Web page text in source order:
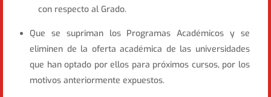
con respecto al Grado.
Que se supriman los Programas Académicos y se
eliminen de la oferta académica de las universidades
que han optado por ellos para próximos cursos, por los
motivos anteriormente expuestos.